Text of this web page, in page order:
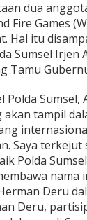
a
dua
Fire Games
Hal itu
Sumsel Irjen
Tamu
Polda
akan tampil
Saya
Polda
Deru
Deru,